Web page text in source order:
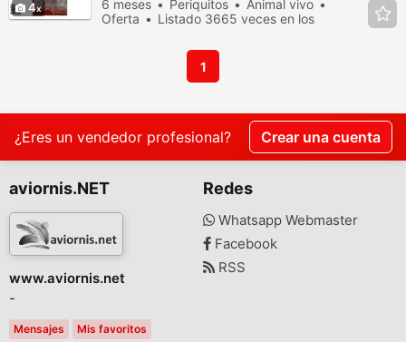
4 6 meses Periquitos
Animal vivo
Oferta
Listado 3665 veces en los
1
¿Eres un vendedor profesional? Crear una cuenta
aviornis.NET
www.aviornis.net
-
Mensajes
Mis favoritos
Redes
Whatsapp Webmaster
Facebook
RSS